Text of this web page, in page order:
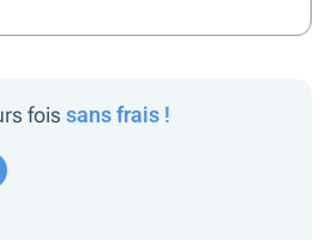
fois sans frais !